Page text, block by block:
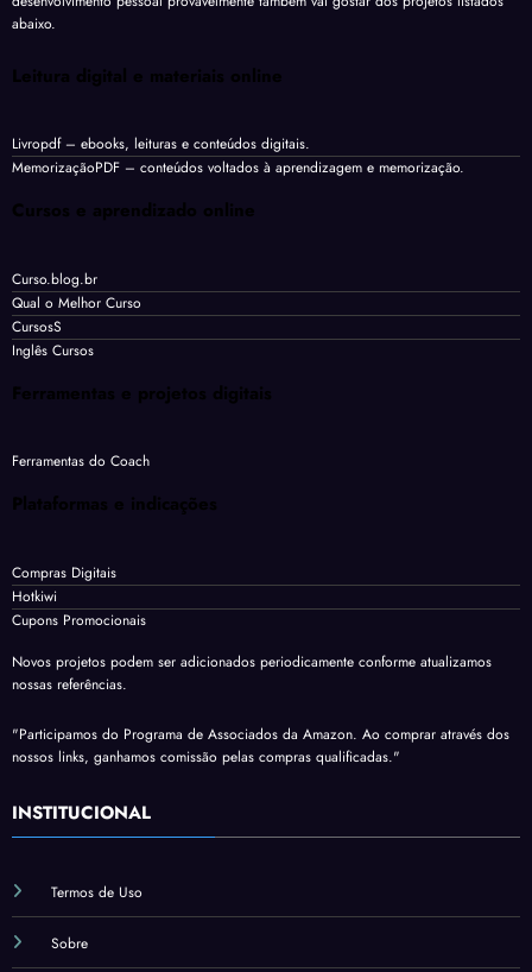
abaixo.
Leitura digital e materiais online
Livropdf– ebooks, leituras e conteúdos digitais.
MemorizaçãoPDF – conteúdos voltados à aprendizagem e memorização.
Cursos e aprendizado online
Curso.blog.br
Qual o Melhor Curso
CursosS
Inglês Cursos
Ferramentas e projetos digitais
Ferramentas do Coach
Plataformas e indicações
Compras Digitais
Hotkiwi
Cupons Promocionais
Novos projetos podem ser adicionados periodicamente conforme atualizamos
nossas referências.
"Participamos do Programa de Associados da Amazon. Ao comprar através dos
nossos links, ganhamos comissão pelas compras qualificadas."
INSTITUCIONAL
Termos de Uso
Sobre